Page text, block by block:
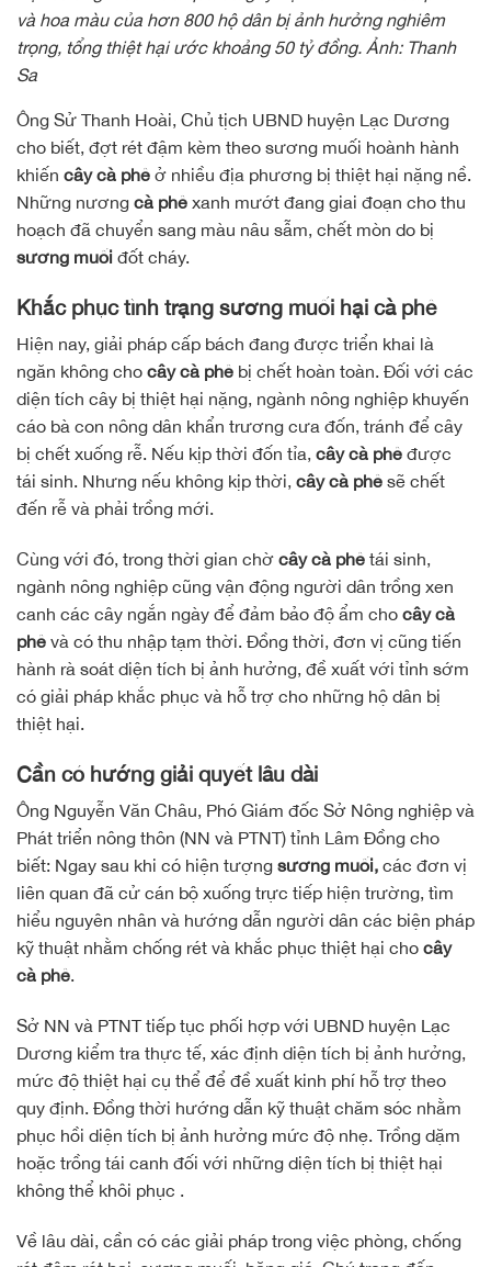
và hoa màu của hơn 800 hộ dân bị ảnh hưởng nghiêm
trọng, tổng thiệt hại ước khoảng 50 tỷ đồng. Ảnh: Thanh
Sa
Ông Sử Thanh Hoài, Chủ tịch UBND huyện Lạc Dương
cho biết, đợt rét đậm kèm theo sương muối hoành hành
khiến cây cà phê ở nhiều địa phương bị thiệt hại nặng nề.
Những nương cà phê xanh mướt đang giai đoạn cho thu
hoạch đã chuyển sang màu nâu sẫm, chết mòn do bị
sương muối đốt cháy.
Khắc phục tình trạng sương muối hại cà phê
Hiện nay, giải pháp cấp bách đang được triển khai là
ngăn không cho cây cà phê bị chết hoàn toàn. Đối với các
diện tích cây bị thiệt hại nặng, ngành nông nghiệp khuyến
cáo bà con nông dân khẩn trương cưa đốn, tránh để cây
bị chết xuống rễ. Nếu kịp thời đốn tỉa, cây cà phê được
tái sinh. Nhưng nếu không kịp thời, cây cà phê sẽ chết
đến rễ và phải trồng mới.
Cùng với đó, trong thời gian chờ cây cà phê tái sinh,
ngành nông nghiệp cũng vận động người dân trồng xen
canh các cây ngắn ngày để đảm bảo độ ẩm cho cây cà
phê và có thu nhập tạm thời. Đồng thời, đơn vị cũng tiến
hành rà soát diện tích bị ảnh hưởng, đề xuất với tỉnh sớm
có giải pháp khắc phục và hỗ trợ cho những hộ dân bị
thiệt hại.
Cần có hướng giải quyết lâu dài
Ông Nguyễn Văn Châu, Phó Giám đốc Sở Nông nghiệp và
Phát triển nông thôn (NN và PTNT) tỉnh Lâm Đồng cho
biết: Ngay sau khi có hiện tượng sương muối, các đơn vị
liên quan đã cử cán bộ xuống trực tiếp hiện trường, tìm
hiểu nguyên nhân và hướng dẫn người dân các biện pháp
kỹ thuật nhằm chống rét và khắc phục thiệt hại cho cây
cà phê.
Sở NN và PTNT tiếp tục phối hợp với UBND huyện Lạc
Dương kiểm tra thực tế, xác định diện tích bị ảnh hưởng,
mức độ thiệt hại cụ thể để đề xuất kinh phí hỗ trợ theo
quy định. Đồng thời hướng dẫn kỹ thuật chăm sóc nhằm
phục hồi diện tích bị ảnh hưởng mức độ nhẹ. Trồng dặm
hoặc trồng tái canh đối với những diện tích bị thiệt hại
không thể khôi phục .
Về lâu dài, cần có các giải pháp trong việc phòng, chống